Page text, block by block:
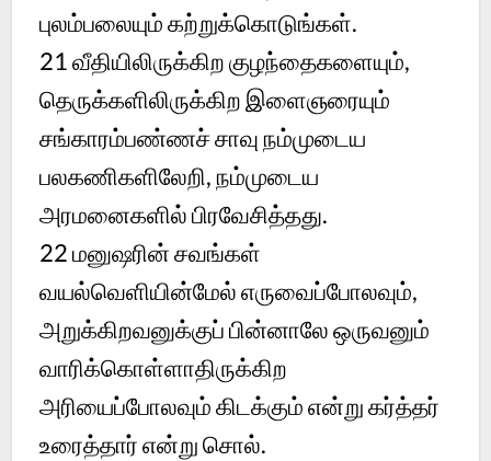
புலம்பலையும் கற்றுக்கொடுங்கள்.
21 வீதியிலிருக்கிற குழந்தைகளையும்,
தெருக்களிலிருக்கிற இளைஞரையும்
சங்காரம்பண்ணச் சாவு நம்முடைய
பலகணிகளிலேறி, நம்முடைய
அரமனைகளில் பிரவேசித்தது.
22 மனுஷரின் சவங்கள்
வயல்வெளியின்மேல் எருவைப்போலவும்,
அறுக்கிறவனுக்குப் பின்னாலே ஒருவனும்
வாரிக்கொள்ளாதிருக்கிற
அரியைப்போலவும் கிடக்கும் என்று கர்த்தர்
உரைத்தார் என்று சொல்.